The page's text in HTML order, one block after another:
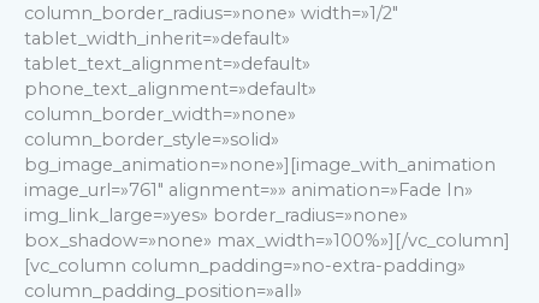
column_border_radius=»none» width=»1/2″
tablet_width_inherit=»default»
tablet_text_alignment=»default»
phone_text_alignment=»default»
column_border_width=»none»
column_border_style=»solid»
bg_image_animation=»none»][image_with_animation
image_url=»761″ alignment=»» animation=»Fade In»
img_link_large=»yes» border_radius=»none»
box_shadow=»none» max_width=»100%»][/vc_column]
[vc_column column_padding=»no-extra-padding»
column_padding_position=»all»